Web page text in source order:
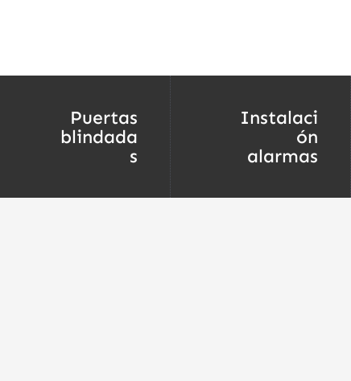
Puertas
blindada
s
Instalaci
ón
alarmas